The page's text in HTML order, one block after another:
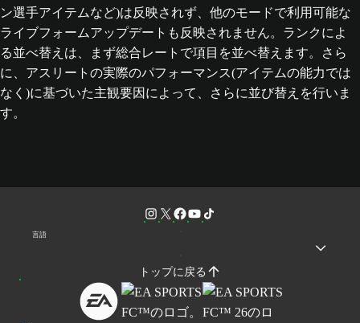
ン選手アイテムなど)は反映されず、他のモードで利用可能な
ライブフォームアップデートも反映されません。ランクによ
る並べ替えは、まず総合レートで項目を並べ替えます。さら
に、アスリートの実際のパフォーマンス(アイテムの能力では
なく)に基づいた主観要因によって、さらに並び替えを行いま
す。
言語
トップに戻る